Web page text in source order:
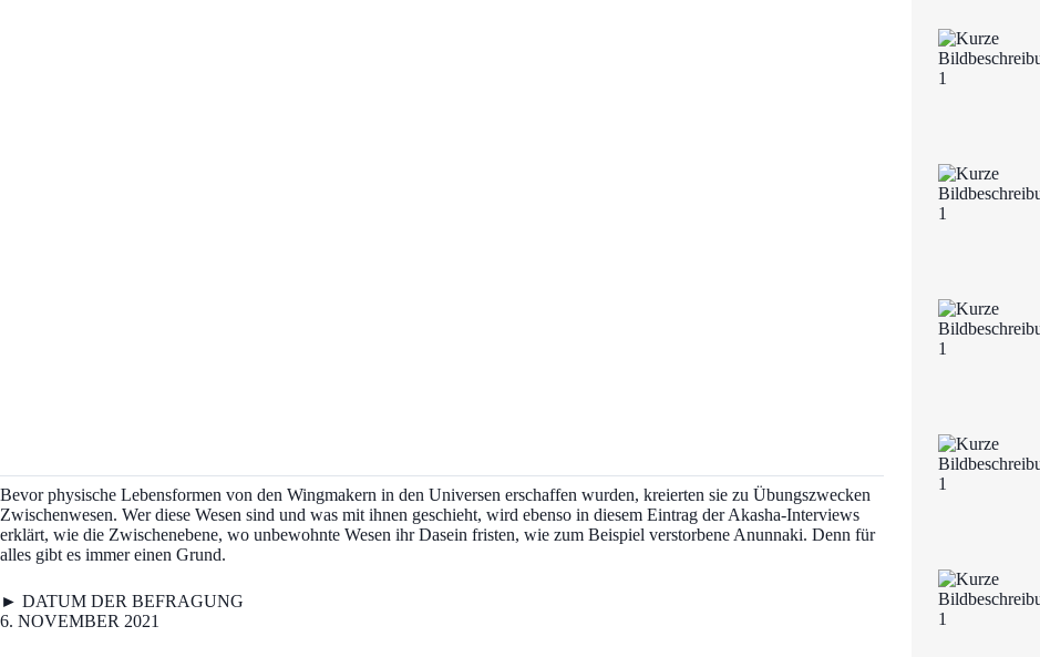
Bevor physische Lebensformen von den Wingmakern in den Universen erschaffen wurden, kreierten sie zu Übungszwecken
Zwischenwesen. Wer diese Wesen sind und was mit ihnen geschieht, wird ebenso in diesem Eintrag der Akasha-Interviews
erklärt, wie die Zwischenebene, wo unbewohnte Wesen ihr Dasein fristen, wie zum Beispiel verstorbene Anunnaki. Denn für
alles gibt es immer einen Grund.
► DATUM DER BEFRAGUNG
6. NOVEMBER 2021